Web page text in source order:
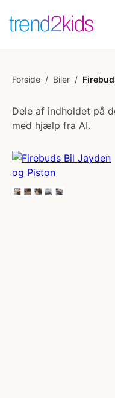
Forside / Biler /
Dele af indholdet på
med hjælp fra AI.